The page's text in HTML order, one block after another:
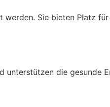
Sie bieten Platz
die gesunde